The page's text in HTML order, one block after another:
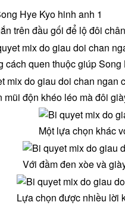
trên đầu gối để lộ đôi
cách quen thuộc giúp
mũi độn khéo léo mà đôi
Một lựa chọn khác
Với đầm đen xòe và
Lựa chọn được nhiều lời